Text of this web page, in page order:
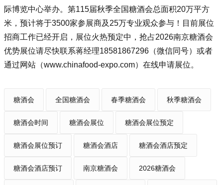
际博览中心举办。第115届秋季全国糖酒会总面积20万平方
米，预计将于3500家参展商及25万专业观众参与！目前展位
招商工作已经开启，展位火热预定中，抢占2026南京糖酒会
优势展位请尽快联系蒋经理18581867296（微信同号）或者
通过网站（www.chinafood-expo.com）在线申请展位。
糖酒会 全国糖酒会 春季糖酒会 秋季糖酒会
糖酒会时间 糖酒会展位 糖酒会展位预定
糖酒会展位预订 糖酒会酒店 糖酒会酒店预定
糖酒会酒店预订 南京糖酒会 2026糖酒会